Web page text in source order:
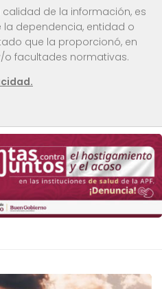
de la información, es
dependencia, entidad o
que la proporcionó, en
o facultades normativas.